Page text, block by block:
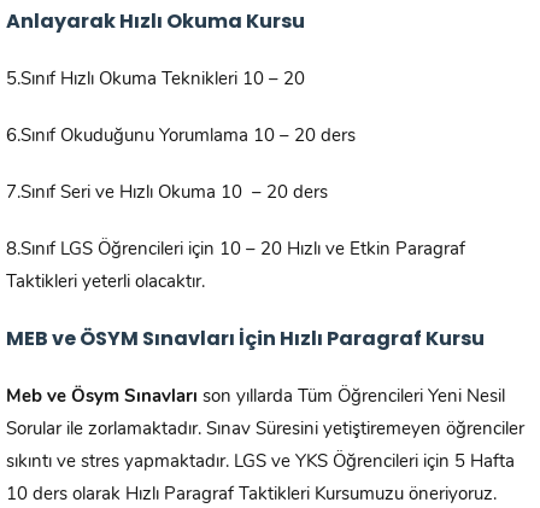
Anlayarak Hızlı Okuma Kursu
5.Sınıf Hızlı Okuma Teknikleri 10 – 20
6.Sınıf Okuduğunu Yorumlama 10 – 20 ders
7.Sınıf Seri ve Hızlı Okuma 10 – 20 ders
8.Sınıf LGS Öğrencileri için 10 – 20 Hızlı ve Etkin Paragraf
Taktikleri yeterli olacaktır.
MEB ve ÖSYM Sınavları İçin Hızlı Paragraf Kursu
Meb ve Ösym Sınavları son yıllarda Tüm Öğrencileri Yeni Nesil
Sorular ile zorlamaktadır. Sınav Süresini yetiştiremeyen öğrenciler
sıkıntı ve stres yapmaktadır. LGS ve YKS Öğrencileri için 5 Hafta
10 ders olarak Hızlı Paragraf Taktikleri Kursumuzu öneriyoruz.